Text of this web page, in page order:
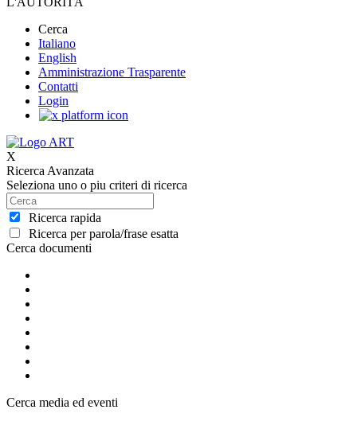
Cerca
Italiano
English
Amministrazione Trasparente
Contatti
Login
X
Ricerca Avanzata
Seleziona uno o piu criteri di ricerca
Ricerca rapida
Ricerca per parola/frase esatta
Cerca documenti
Cerca media ed eventi